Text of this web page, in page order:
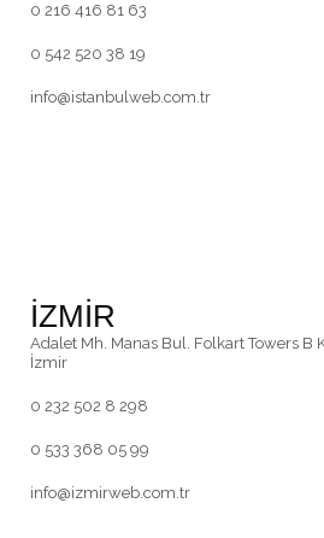
0 216 416 81 63
0 542 520 38 19
info@istanbulweb.com.tr
İZMİR
Adalet Mh. Manas Bul. Folkart Towers
İzmir
0 232 502 8 298
0 533 368 05 99
info@izmirweb.com.tr